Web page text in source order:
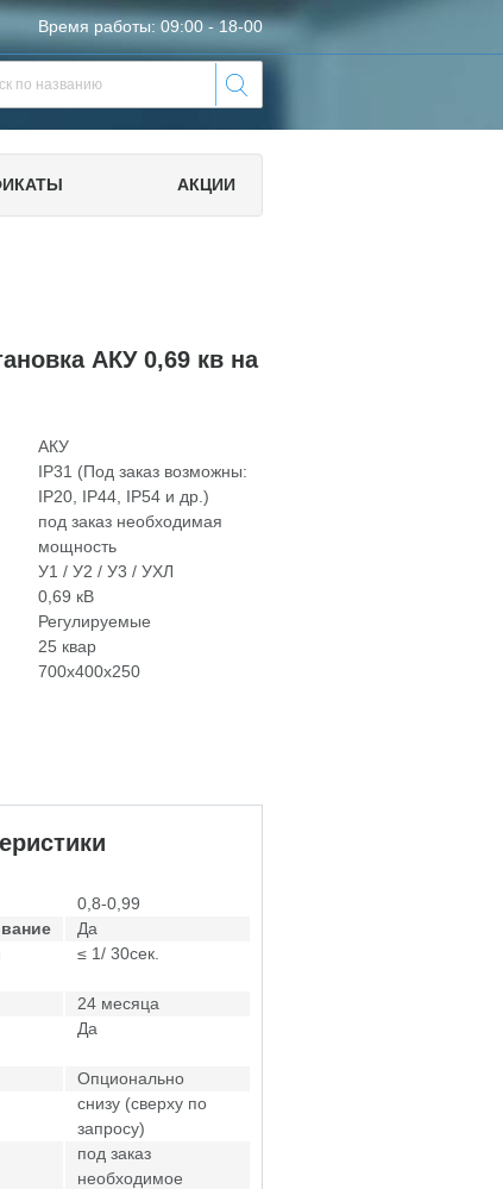
Время работы: 09:00 - 18-00
АКЦИИ
АКУ 0,69 кв на
АКУ
IP31 (Под заказ возможны:
IP20, IP44, IP54 и др.)
под заказ необходимая
мощность
У1 / У2 / У3 / УХЛ
0,69 кВ
Регулируемые
25 квар
700х400х250
0,8-0,99
Да
≤ 1/ 30сек.
24 месяца
Да
Опционально
снизу (сверху по
запросу)
под заказ
необходимое